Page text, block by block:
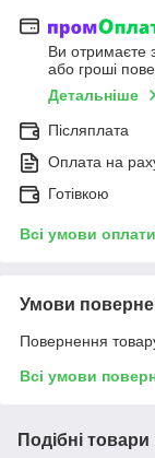
Ви отримаєте
або гроші
Детальніше
Післяплата
Оплата на
Готівкою
Всі умови оплати
Умови
Повернення
Всі умови
Подібні товари